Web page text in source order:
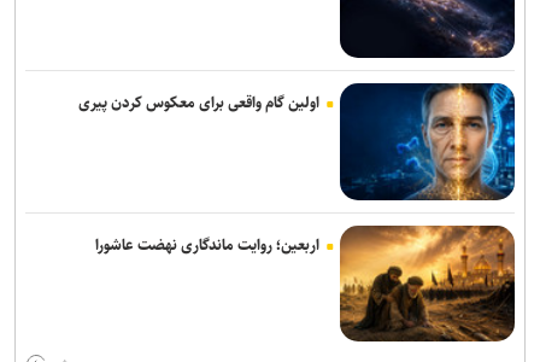
پایان‌نامه‌ها و رساله‌ها در مسیر «هوش مصنوعی قرآنی» هدفمند می‌شوند/
باید مراقب خطاهای هوش مصنوعی در تولید محتوای قرآنی باشیم
معاون تحقیقات وزارت بهداشت: اینترنت دانشگاه‌ها در شرایط مشابه
جنگ قطع نمی‌شود/ بازنگری در مدیریت کادر درمان پس از جنگ ۴۰ روزه
هوش مصنوعی در خدمت پژوهش‌های قرآنی/ نخستین نشست کارگروه
تخصصی برگزار شد
اطلاعیه درخواست‌های مهمانی و انتقال در دانشگاه تهران برای سال
تحصیلی جدید
اولین گام واقعی برای معکوس کردن پیری
اربعین؛ روایت ماندگاری نهضت عاشورا